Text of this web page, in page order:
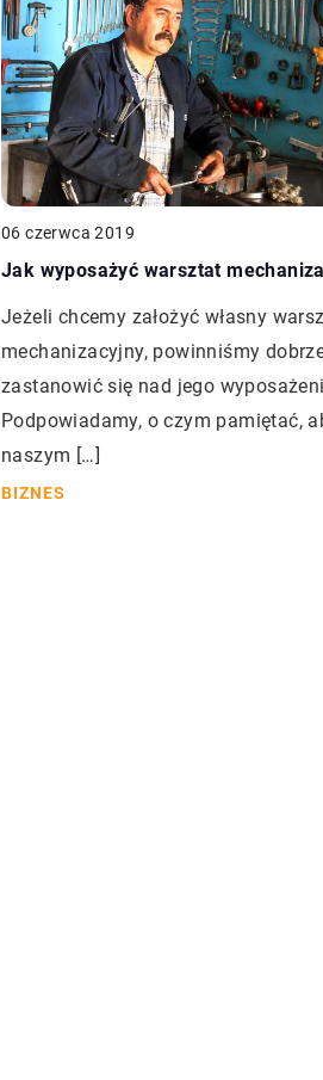
06 czerwca 2019
Jak wyposażyć warsztat
Jeżeli chcemy założyć własny
mechanizacyjny, powinniśmy
zastanowić się nad jego
Podpowiadamy, o czym pamiętać,
naszym […]
BIZNES